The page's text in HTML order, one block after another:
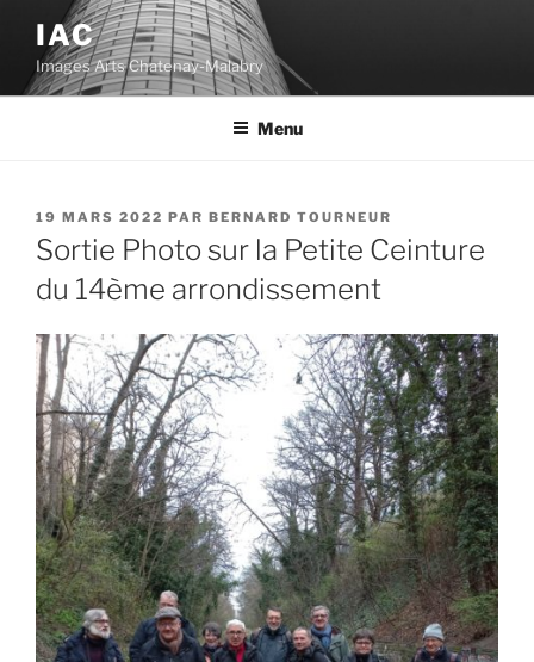
contenu
principal
IAC
Images Arts Chatenay-Malabry
Menu
PUBLIÉ
LE
19 MARS 2022 PAR BERNARD TOURNEUR
Sortie Photo sur la Petite Ceinture
du 14ème arrondissement